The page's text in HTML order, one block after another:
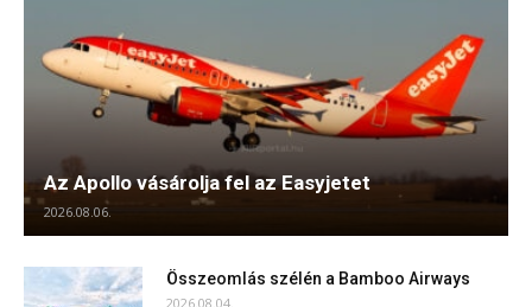
Az Apollo vásárolja fel az Easyjetet
2026.08.06.
Összeomlás szélén a Bamboo Airways
2026.08.04.